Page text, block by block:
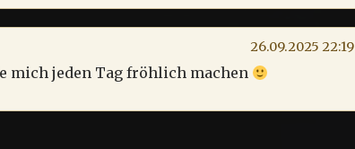
26.09.2025 22:19
mich jeden Tag fröhlich machen